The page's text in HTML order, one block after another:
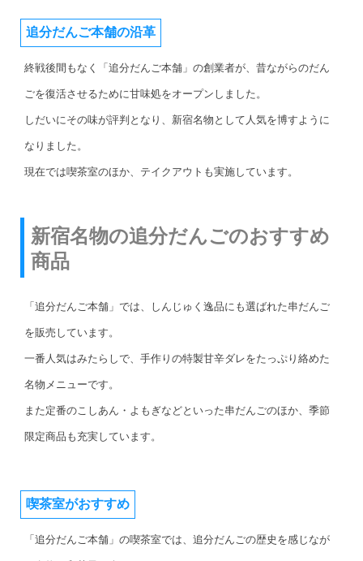
追分だんご本舗の沿革
終戦後間もなく「追分だんご本舗」の創業者が、昔ながらのだん
ごを復活させるために甘味処をオープンしました。
しだいにその味が評判となり、新宿名物として人気を博すように
なりました。
現在では喫茶室のほか、テイクアウトも実施しています。
新宿名物の追分だんごのおすすめ
商品
「追分だんご本舗」では、しんじゅく逸品にも選ばれた串だんご
を販売しています。
一番人気はみたらしで、手作りの特製甘辛ダレをたっぷり絡めた
名物メニューです。
また定番のこしあん・よもぎなどといった串だんごのほか、季節
限定商品も充実しています。
喫茶室がおすすめ
「追分だんご本舗」の喫茶室では、追分だんごの歴史を感じなが